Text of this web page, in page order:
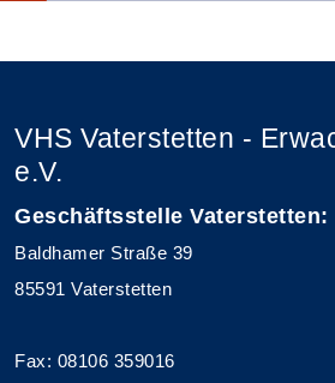
VHS Vaterstetten -
e.V.
Geschäftsstelle Vaterstetten:
Baldhamer Straße 39
85591 Vaterstetten
Fax: 08106 359016